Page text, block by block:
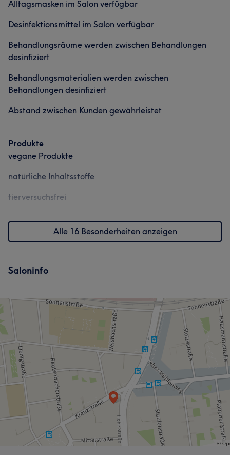
Alltagsmasken im Salon verfügbar
Desinfektionsmittel im Salon verfügbar
Behandlungsräume werden zwischen Behandlungen
desinfiziert
Behandlungsmaterialien werden zwischen
Behandlungen desinfiziert
Abstand zwischen Kunden gewährleistet
Produkte
vegane Produkte
natürliche Inhaltsstoffe
tierversuchsfrei
Alle 16 Besonderheiten anzeigen
Saloninfo